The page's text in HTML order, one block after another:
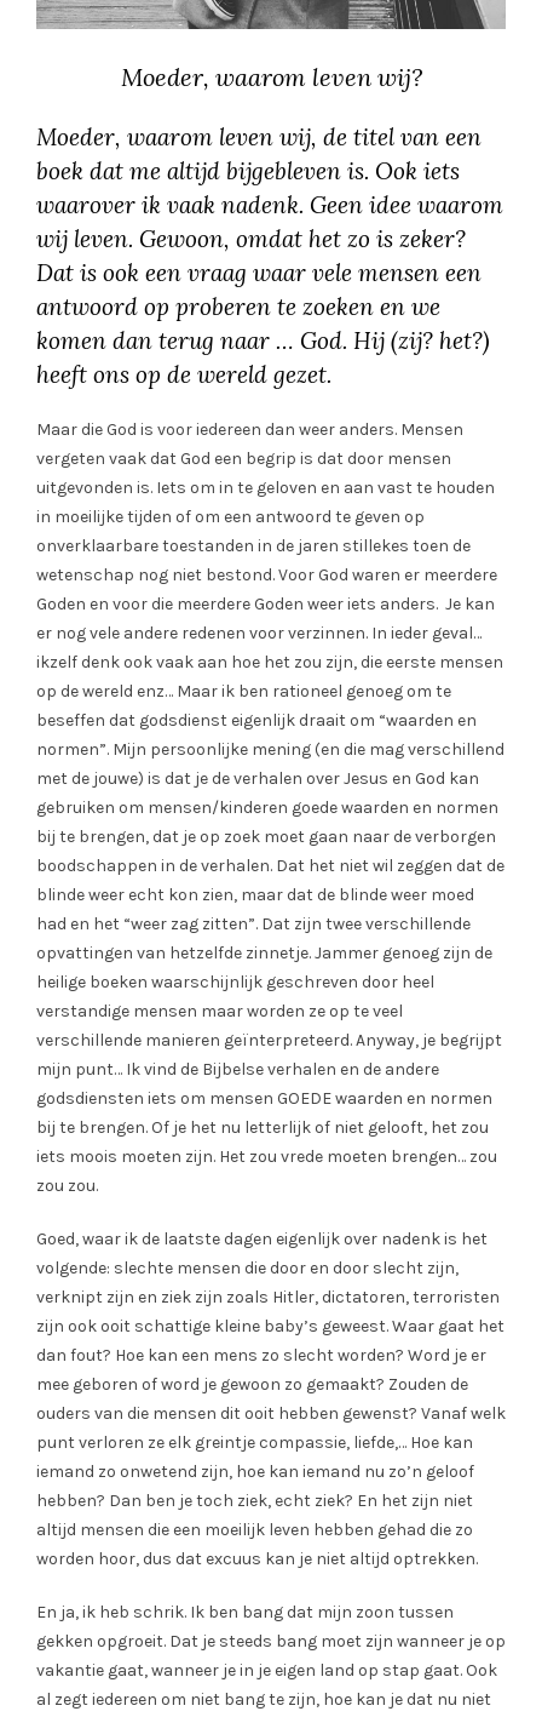
Moeder, waarom leven wij?
Moeder, waarom leven wij, de titel van een
boek dat me altijd bijgebleven is. Ook iets
waarover ik vaak nadenk. Geen idee waarom
wij leven. Gewoon, omdat het zo is zeker?
Dat is ook een vraag waar vele mensen een
antwoord op proberen te zoeken en we
komen dan terug naar … God. Hij (zij? het?)
heeft ons op de wereld gezet.
Maar die God is voor iedereen dan weer anders. Mensen
vergeten vaak dat God een begrip is dat door mensen
uitgevonden is. Iets om in te geloven en aan vast te houden
in moeilijke tijden of om een antwoord te geven op
onverklaarbare toestanden in de jaren stillekes toen de
wetenschap nog niet bestond. Voor God waren er meerdere
Goden en voor die meerdere Goden weer iets anders. Je kan
er nog vele andere redenen voor verzinnen. In ieder geval…
ikzelf denk ook vaak aan hoe het zou zijn, die eerste mensen
op de wereld enz… Maar ik ben rationeel genoeg om te
beseffen dat godsdienst eigenlijk draait om “waarden en
normen”. Mijn persoonlijke mening (en die mag verschillend
met de jouwe) is dat je de verhalen over Jesus en God kan
gebruiken om mensen/kinderen goede waarden en normen
bij te brengen, dat je op zoek moet gaan naar de verborgen
boodschappen in de verhalen. Dat het niet wil zeggen dat de
blinde weer echt kon zien, maar dat de blinde weer moed
had en het “weer zag zitten”. Dat zijn twee verschillende
opvattingen van hetzelfde zinnetje. Jammer genoeg zijn de
heilige boeken waarschijnlijk geschreven door heel
verstandige mensen maar worden ze op te veel
verschillende manieren geïnterpreteerd. Anyway, je begrijpt
mijn punt… Ik vind de Bijbelse verhalen en de andere
godsdiensten iets om mensen GOEDE waarden en normen
bij te brengen. Of je het nu letterlijk of niet gelooft, het zou
iets moois moeten zijn. Het zou vrede moeten brengen… zou
zou zou.
Goed, waar ik de laatste dagen eigenlijk over nadenk is het
volgende: slechte mensen die door en door slecht zijn,
verknipt zijn en ziek zijn zoals Hitler, dictatoren, terroristen
zijn ook ooit schattige kleine baby’s geweest. Waar gaat het
dan fout? Hoe kan een mens zo slecht worden? Word je er
mee geboren of word je gewoon zo gemaakt? Zouden de
ouders van die mensen dit ooit hebben gewenst? Vanaf welk
punt verloren ze elk greintje compassie, liefde,… Hoe kan
iemand zo onwetend zijn, hoe kan iemand nu zo’n geloof
hebben? Dan ben je toch ziek, echt ziek? En het zijn niet
altijd mensen die een moeilijk leven hebben gehad die zo
worden hoor, dus dat excuus kan je niet altijd optrekken.
En ja, ik heb schrik. Ik ben bang dat mijn zoon tussen
gekken opgroeit. Dat je steeds bang moet zijn wanneer je op
vakantie gaat, wanneer je in je eigen land op stap gaat. Ook
al zegt iedereen om niet bang te zijn, hoe kan je dat nu niet